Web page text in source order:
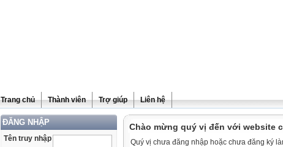
Trang chủ Thành viên Trợ giúp Liên hệ
ĐĂNG NHẬP
Tên truy nhập
Chào mừng quý vị đến với website
Quý vị chưa đăng nhập hoặc chưa đăng ký